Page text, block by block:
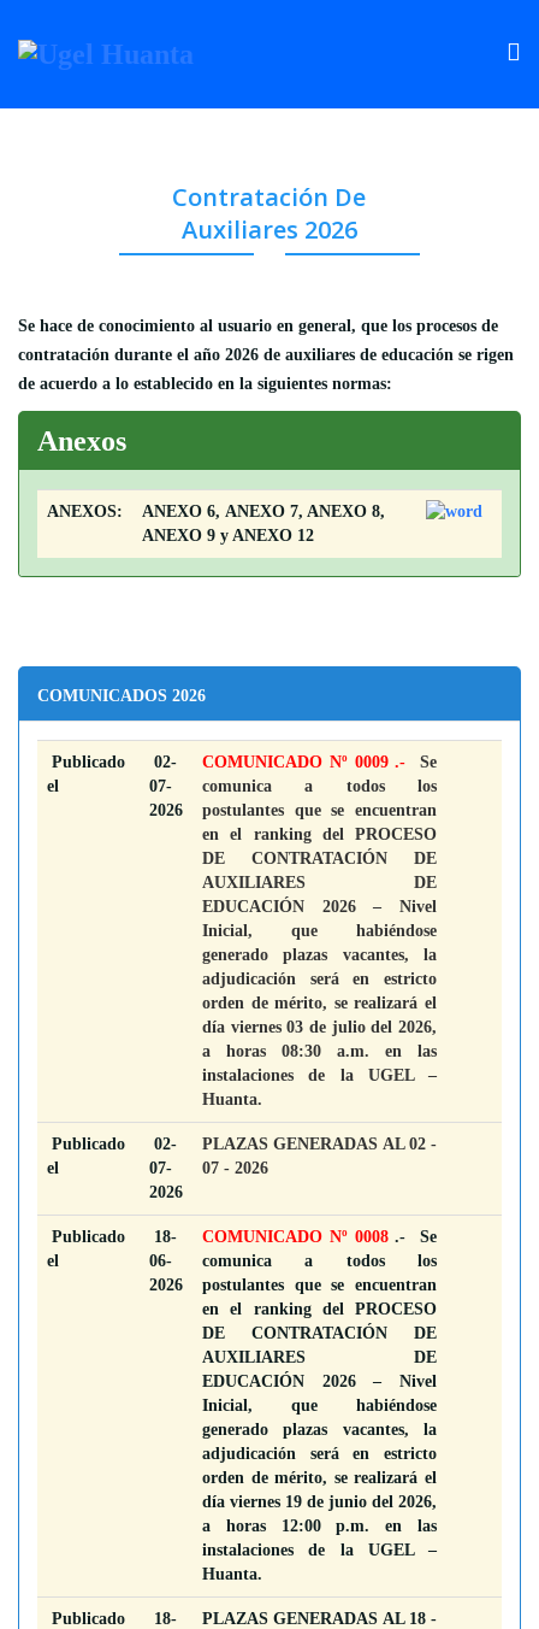
Contratación De
Auxiliares 2026
Se hace de conocimiento al usuario en general, que los procesos de
contratación durante el año 2026 de auxiliares de educación se rigen
de acuerdo a lo establecido en la siguientes normas:
Anexos
ANEXOS:
ANEXO 6, ANEXO 7, ANEXO 8,
ANEXO 9 y ANEXO 12
COMUNICADOS 2026
Publicado
el
02-
07-
2026
COMUNICADO Nº 0009 .- Se
comunica a todos los
postulantes que se encuentran
en el ranking del PROCESO
DE CONTRATACIÓN DE
AUXILIARES DE
EDUCACIÓN 2026 – Nivel
Inicial, que habiéndose
generado plazas vacantes, la
adjudicación será en estricto
orden de mérito, se realizará el
día viernes 03 de julio del 2026,
a horas 08:30 a.m. en las
instalaciones de la UGEL –
Huanta.
Publicado
el
02-
07-
2026
PLAZAS GENERADAS AL 02 -
07 - 2026
Publicado
el
18-
06-
2026
COMUNICADO Nº 0008 .- Se
comunica a todos los
postulantes que se encuentran
en el ranking del PROCESO
DE CONTRATACIÓN DE
AUXILIARES DE
EDUCACIÓN 2026 – Nivel
Inicial, que habiéndose
generado plazas vacantes, la
adjudicación será en estricto
orden de mérito, se realizará el
día viernes 19 de junio del 2026,
a horas 12:00 p.m. en las
instalaciones de la UGEL –
Huanta.
Publicado
18-
PLAZAS GENERADAS AL 18 -